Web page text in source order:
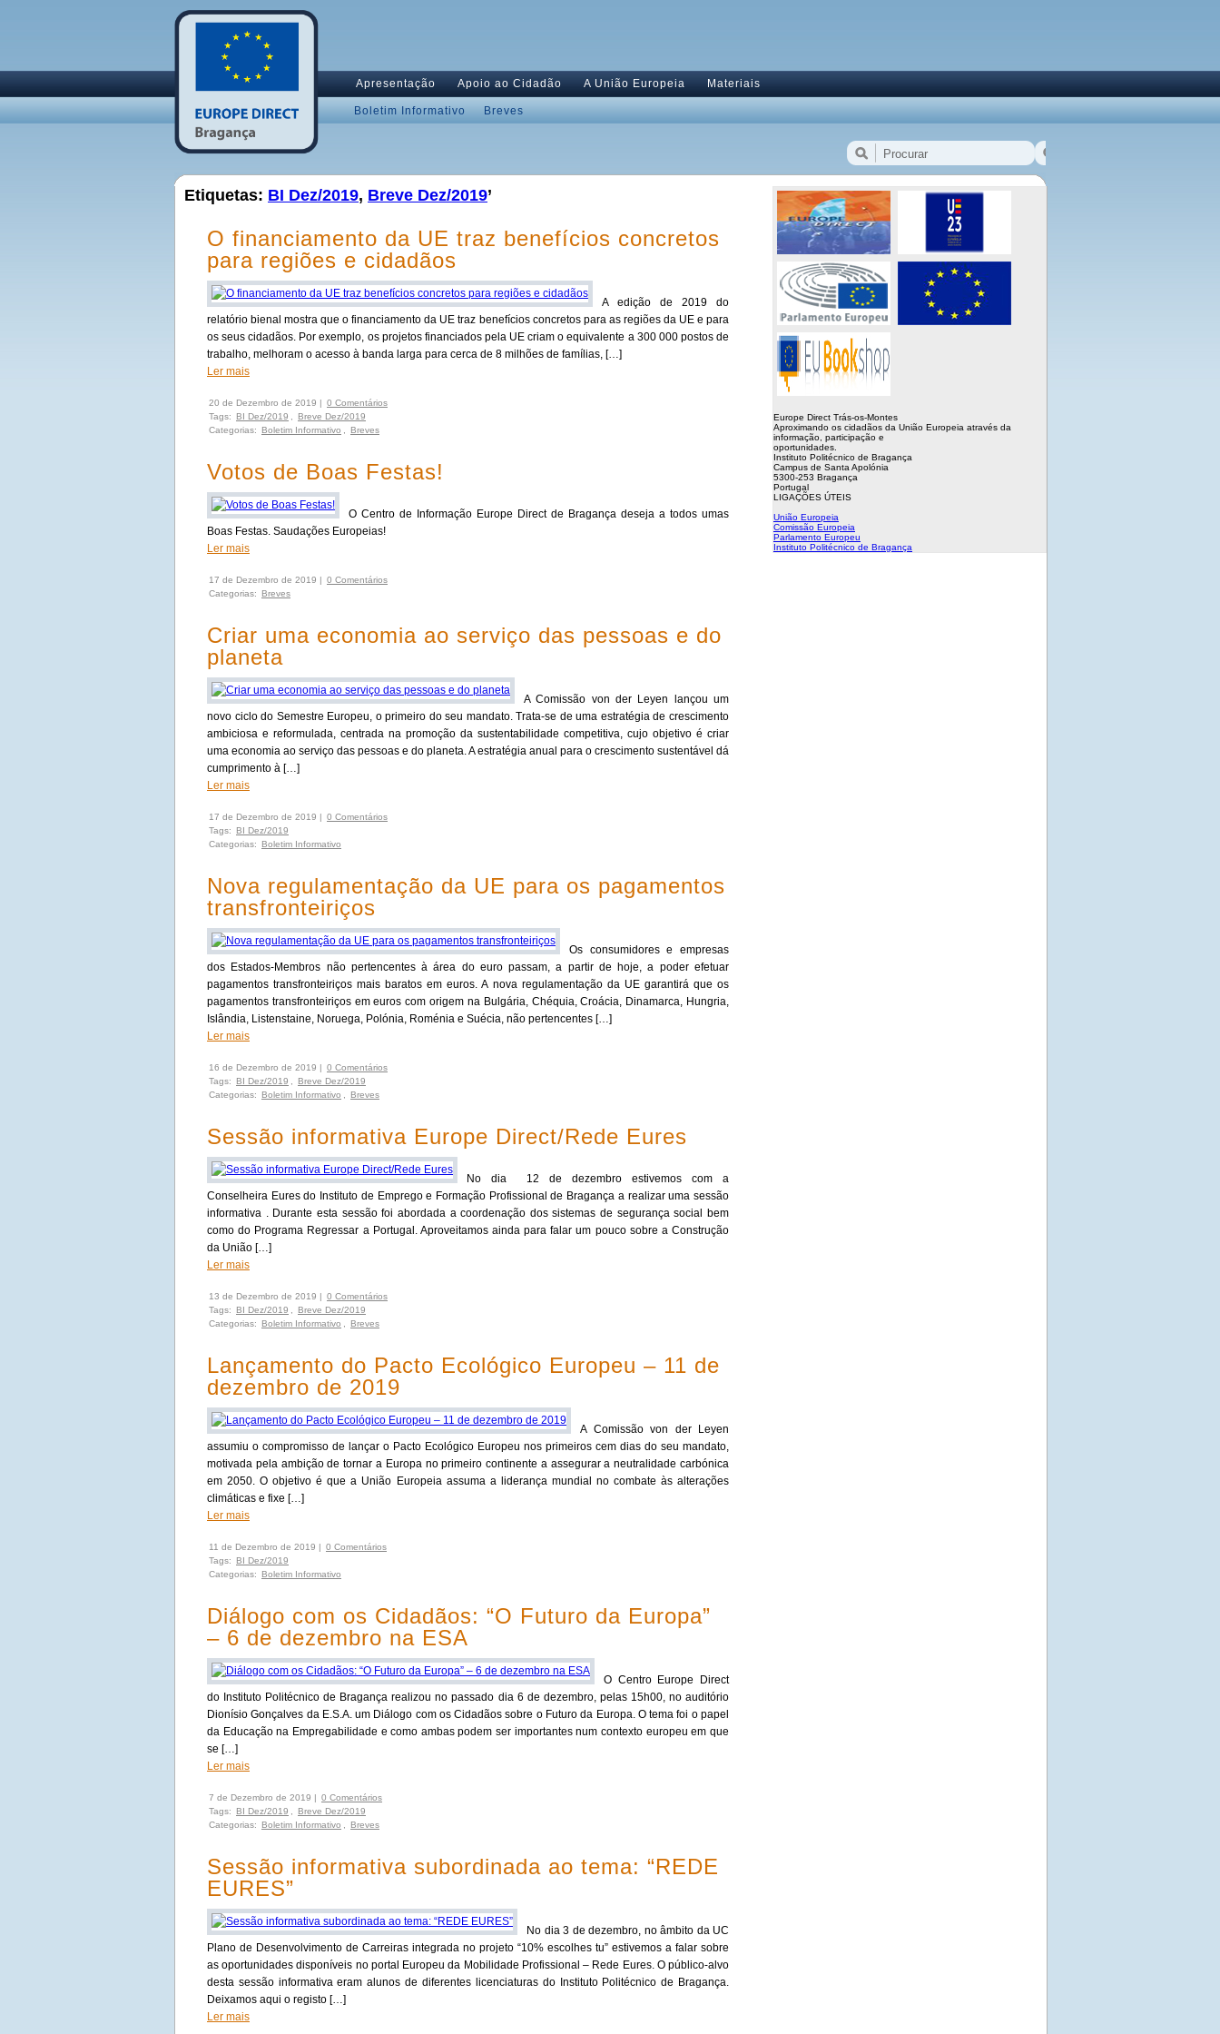
Apresentação Apoio ao Cidadão A União Europeia Materiais
Boletim Informativo Breves
Etiquetas: BI Dez/2019, Breve Dez/2019’
O financiamento da UE traz benefícios concretos
para regiões e cidadãos
A edição de 2019 do
relatório bienal mostra que o financiamento da UE traz benefícios concretos para as regiões da UE e para
os seus cidadãos. Por exemplo, os projetos financiados pela UE criam o equivalente a 300 000 postos de
trabalho, melhoram o acesso à banda larga para cerca de 8 milhões de famílias, […]
Ler mais
20 de Dezembro de 2019 | 0 Comentários
Tags:
BI Dez/2019
Breve Dez/2019
Categorias:
Boletim Informativo Breves
Votos de Boas Festas!
O Centro de Informação Europe Direct de Bragança deseja a todos umas
Boas Festas. Saudações Europeias!
Ler mais
17 de Dezembro de 2019 | 0 Comentários
Categorias:
Breves
Criar uma economia ao serviço das pessoas e do
planeta
A Comissão von der Leyen lançou um
novo ciclo do Semestre Europeu, o primeiro do seu mandato. Trata-se de uma estratégia de crescimento
ambiciosa e reformulada, centrada na promoção da sustentabilidade competitiva, cujo objetivo é criar
uma economia ao serviço das pessoas e do planeta. A estratégia anual para o crescimento sustentável dá
cumprimento à […]
Ler mais
17 de Dezembro de 2019 | 0 Comentários
Tags:
BI Dez/2019
Categorias:
Boletim Informativo
Nova regulamentação da UE para os pagamentos
transfronteiriços
Os consumidores e empresas
dos Estados-Membros não pertencentes à área do euro passam, a partir de hoje, a poder efetuar
pagamentos transfronteiriços mais baratos em euros. A nova regulamentação da UE garantirá que os
pagamentos transfronteiriços em euros com origem na Bulgária, Chéquia, Croácia, Dinamarca, Hungria,
Islândia, Listenstaine, Noruega, Polónia, Roménia e Suécia, não pertencentes […]
Ler mais
16 de Dezembro de 2019 | 0 Comentários
Tags:
BI Dez/2019
Breve Dez/2019
Categorias:
Boletim Informativo Breves
Sessão informativa Europe Direct/Rede Eures
No dia 12 de dezembro estivemos com a
Conselheira Eures do Instituto de Emprego e Formação Profissional de Bragança a realizar uma sessão
informativa . Durante esta sessão foi abordada a coordenação dos sistemas de segurança social bem
como do Programa Regressar a Portugal. Aproveitamos ainda para falar um pouco sobre a Construção
da União […]
Ler mais
13 de Dezembro de 2019 | 0 Comentários
Tags:
BI Dez/2019
Breve Dez/2019
Categorias:
Boletim Informativo Breves
Lançamento do Pacto Ecológico Europeu – 11 de
dezembro de 2019
A Comissão von der Leyen
assumiu o compromisso de lançar o Pacto Ecológico Europeu nos primeiros cem dias do seu mandato,
motivada pela ambição de tornar a Europa no primeiro continente a assegurar a neutralidade carbónica
em 2050. O objetivo é que a União Europeia assuma a liderança mundial no combate às alterações
climáticas e fixe […]
Ler mais
11 de Dezembro de 2019 | 0 Comentários
Tags:
BI Dez/2019
Categorias:
Boletim Informativo
Diálogo com os Cidadãos: “O Futuro da Europa”
– 6 de dezembro na ESA
O Centro Europe Direct
do Instituto Politécnico de Bragança realizou no passado dia 6 de dezembro, pelas 15h00, no auditório
Dionísio Gonçalves da E.S.A. um Diálogo com os Cidadãos sobre o Futuro da Europa. O tema foi o papel
da Educação na Empregabilidade e como ambas podem ser importantes num contexto europeu em que
se […]
Ler mais
7 de Dezembro de 2019 | 0 Comentários
Tags:
BI Dez/2019
Breve Dez/2019
Categorias:
Boletim Informativo Breves
Sessão informativa subordinada ao tema: “REDE
EURES”
No dia 3 de dezembro, no âmbito da UC
Plano de Desenvolvimento de Carreiras integrada no projeto “10% escolhes tu” estivemos a falar sobre
as oportunidades disponíveis no portal Europeu da Mobilidade Profissional – Rede Eures. O público-alvo
desta sessão informativa eram alunos de diferentes licenciaturas do Instituto Politécnico de Bragança.
Deixamos aqui o registo […]
Ler mais
Europe Direct Trás-os-Montes
Aproximando os cidadãos da União Europeia através da
informação, participação e
oportunidades.
Instituto Politécnico de Bragança
Campus de Santa Apolónia
5300-253 Bragança
Portugal
LIGAÇÕES ÚTEIS
União Europeia
Comissão Europeia
Parlamento Europeu
Instituto Politécnico de Bragança